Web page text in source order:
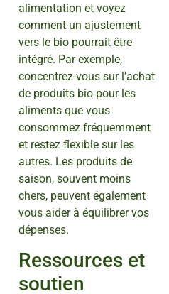
alimentation et voyez
comment un ajustement
vers le bio pourrait être
intégré. Par exemple,
concentrez-vous sur l’achat
de produits bio pour les
aliments que vous
consommez fréquemment
et restez flexible sur les
autres. Les produits de
saison, souvent moins
chers, peuvent également
vous aider à équilibrer vos
dépenses.
Ressources et
soutien